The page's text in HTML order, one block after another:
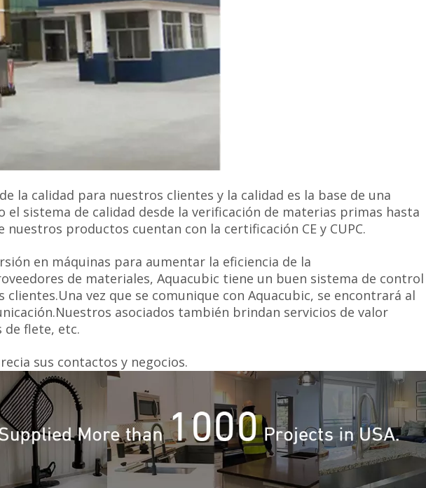
la calidad para nuestros clientes y la calidad es la base de una
sistema de calidad desde la verificación de materias primas hasta
productos cuentan con la certificación CE y CUPC.
en máquinas para aumentar la eficiencia de la
de materiales, Aquacubic tiene un buen sistema de control
vez que se comunique con Aquacubic, se encontrará al
asociados también brindan servicios de valor
de flete, etc.
sus contactos y negocios.